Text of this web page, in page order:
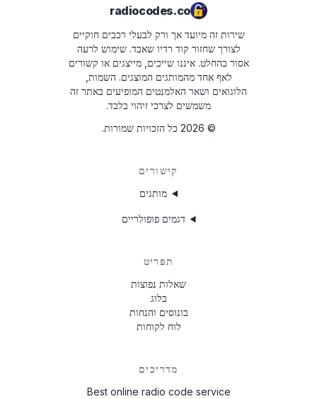
PA9715W0028233
B250
281155248RTK123
58153123
ME7480E213B117
radiocodes.co
שירות זה מיועד אך ורק לבעלי רכבים חוקיים
לצורך שחזור קוד רדיו שאבד. שימוש לרעה
אסור בהחלט. איננו שייכים, מייצגים או קשורים
לאף אחד מהמותגים המוצגים. השמות,
הלוגואים ושאר האלמנטים המופיעים באתר זה
משמשים לצרכי זיהוי בלבד.
©
2026 כל הזכויות שמורות.
קישורים
מותגים
דגמים פופולריים
תפריט
שאלות נפוצות
בלוג
בונוסים והנחות
לוח לקוחות
מדריכים
Best online radio code service